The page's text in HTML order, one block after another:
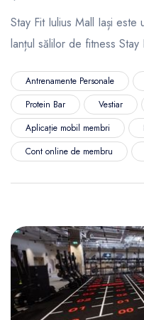
Stay Fit Iulius Mall Iași
lanțul sălilor de fitness Stay
Antrenamente Personale
Protein Bar
Vestiar
Aplicație mobil membri
Cont online de membru